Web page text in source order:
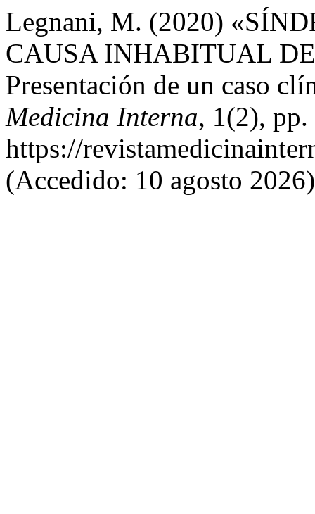
Legnani, M. (2020)
CAUSA INHABITUAL
Presentación de un caso
Medicina Interna, 1(2),
https://
(Accedido: 10 agosto